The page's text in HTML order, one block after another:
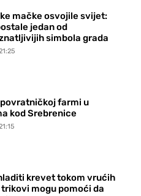
mačke osvojile svijet:
jedan od
simbola grada
povratničkoj farmi u
kod Srebrenice
krevet tokom vrućih
trikovi mogu pomoći da